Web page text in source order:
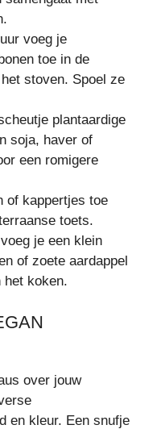
voeg je
toe in de
stoven. Spoel ze
plantaardige
soja, haver of
een romigere
of kappertjes toe
toets.
je een klein
of zoete aardappel
het koken.
over jouw
en kleur. Een snufje